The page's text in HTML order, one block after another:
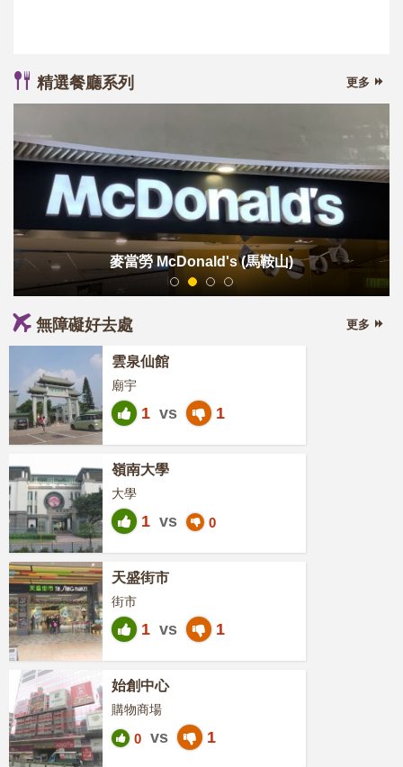
精選餐廳系列 更多
麥當勞 McDonald's(馬鞍山)
1
2 3 4
無障礙好去處 更多
雲泉仙館
廟宇
1 vs 1
嶺南大學
大學
1 vs 0
天盛街市
街市
1 vs 1
始創中心
購物商場
0 vs 1